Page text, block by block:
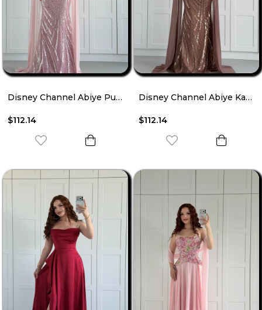
Disney Channel Abiye Pudra Pembe
$112.14
Disney Channel Abiye Kahverengi
$112.14